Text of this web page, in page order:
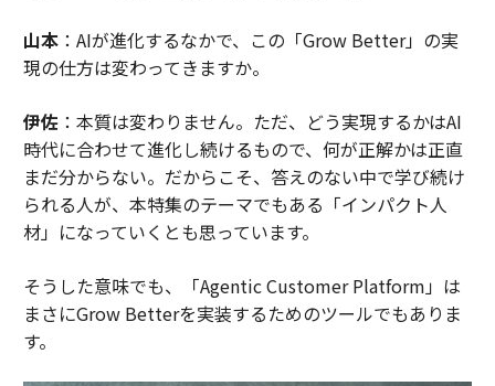
山本：AIが進化するなかで、この「Grow Better」の実
現の仕方は変わってきますか。
伊佐：本質は変わりません。ただ、どう実現するかはAI
時代に合わせて進化し続けるもので、何が正解かは正直
まだ分からない。だからこそ、答えのない中で学び続け
られる人が、本特集のテーマでもある「インパクト人
材」になっていくとも思っています。
そうした意味でも、「Agentic Customer Platform」は
まさにGrow Betterを実装するためのツールでもありま
す。